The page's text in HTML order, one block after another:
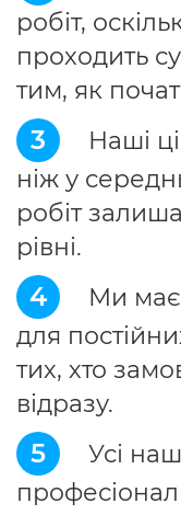
робіт,
проходить
тим, як
3
Наші
ніж у
робіт
рівні.
4
Ми
для
тих, хто
відразу.
5
Усі